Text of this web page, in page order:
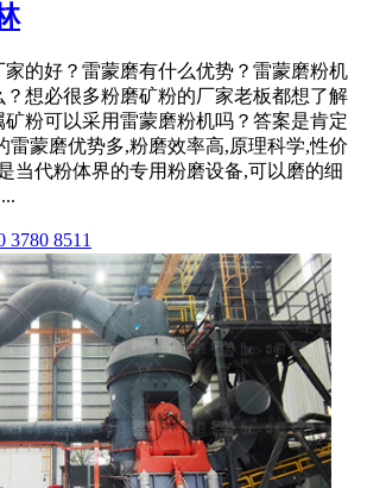
家的好？雷蒙磨有什么优势？雷蒙磨粉机
？想必很多粉磨矿粉的厂家老板都想了解
矿粉可以采用雷蒙磨粉机吗？答案是肯定
雷蒙磨优势多,粉磨效率高,原理科学,性价
当代粉体界的专用粉磨设备,可以磨的细
3780 8511